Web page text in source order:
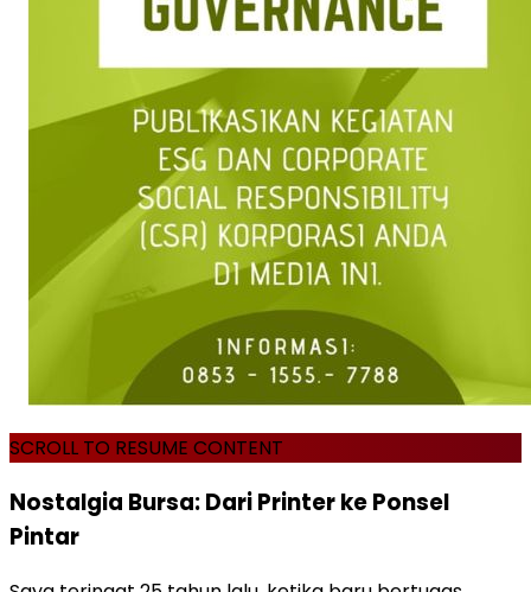
SCROLL TO RESUME CONTENT
Nostalgia Bursa: Dari Printer ke Ponsel
Pintar